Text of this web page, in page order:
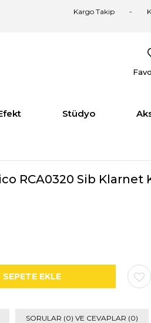
Kargo Takip
Stüdyo
RCA0320 Sib Klarnet
SORULAR (0) VE CEVAPLAR (0)